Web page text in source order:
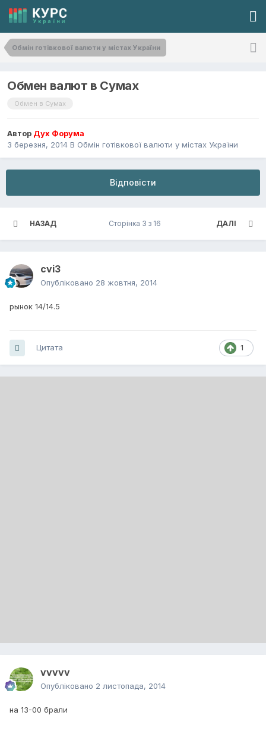
Обмін готівкової валюти у містах України
Обмен валют в Сумах
Обмен в Сумах
Автор Дух Форума
3 березня, 2014 В Обмін готівкової валюти у містах України
Відповісти
НАЗАД ДАЛІ
Сторінка 3 з 16
cvi3
Опубліковано 28 жовтня, 2014
рынок 14/14.5
1
Цитата
vvvvv
Опубліковано 2 листопада, 2014
на 13-00 брали